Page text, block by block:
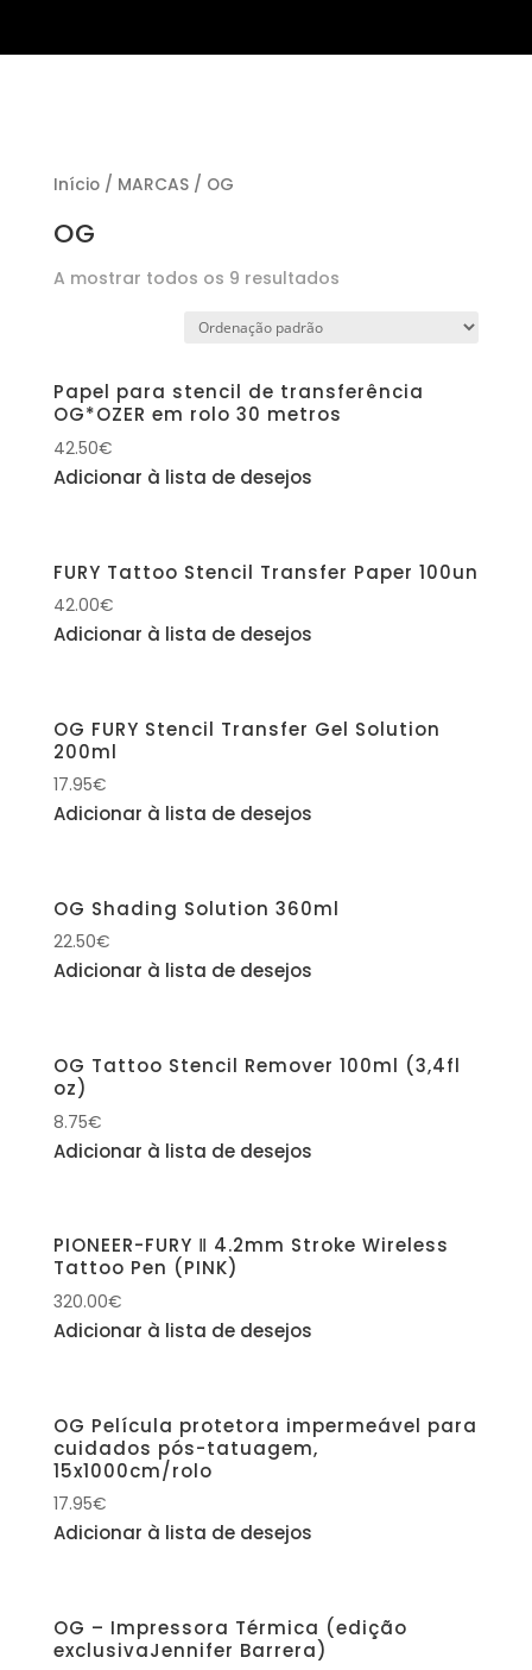
Início/ MARCAS/ OG
OG
A mostrar todos os 9 resultados
Papel para stencil de transferência
OG*OZER em rolo 30 metros
42.50€
Adicionar à lista de desejos
FURY Tattoo Stencil Transfer Paper 100un
42.00€
Adicionar à lista de desejos
OG FURY Stencil Transfer Gel Solution
200ml
17.95€
Adicionar à lista de desejos
OG Shading Solution 360ml
22.50€
Adicionar à lista de desejos
OG Tattoo Stencil Remover 100ml (3,4fl
oz)
8.75€
Adicionar à lista de desejos
PIONEER-FURY Ⅱ 4.2mm Stroke Wireless
Tattoo Pen (PINK)
320.00€
Adicionar à lista de desejos
OG Película protetora impermeável para
cuidados pós-tatuagem,
15x1000cm/rolo
17.95€
Adicionar à lista de desejos
OG – Impressora Térmica (edição
exclusivaJennifer Barrera)